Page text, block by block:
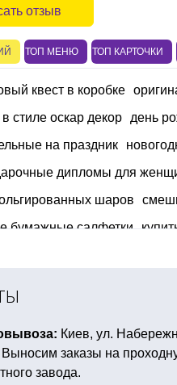
отзыв
ТОП МЕНЮ ТОП КАРТОЧКИ
квест в коробке
стиле оскар декор
день
на праздник
дипломы для
шаров
бумажные салфетки
Киев, ул.
Выносим заказы на
завода.